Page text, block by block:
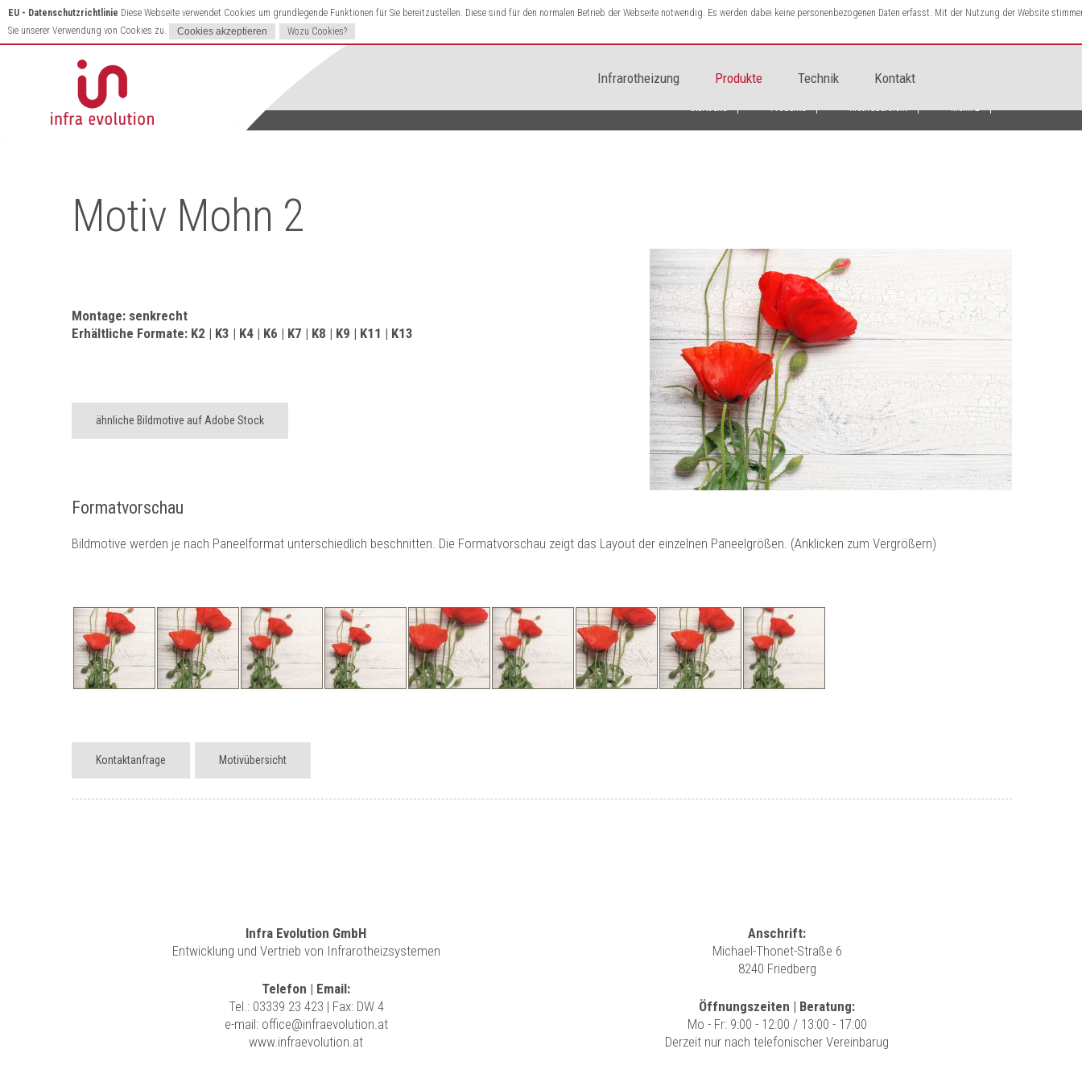
EU - Datenschutzrichtlinie Diese Webseite verwendet Cookies um grundlegende Funktionen für Sie bereitzustellen. Diese sind für den normalen Betrieb der Webseite notwendig. Es werden dabei keine personenbezogenen Daten erfasst. Mit der Nutzung der Website
Sie unserer Verwendung von Cookies zu.
Wozu Cookies?
Infrarotheizung Produkte Technik Kontakt
Startseite Produkte Motivübersicht Mohn 2
Motiv Mohn 2
Montage: senkrecht
Erhältliche Formate: K2 | K3 | K4 | K6 | K7 | K8 | K9 | K11 | K13
ähnliche Bildmotive auf Adobe Stock
Formatvorschau
Bildmotive werden je nach Paneelformat unterschiedlich beschnitten. Die Formatvorschau zeigt das Layout der einzelnen Paneelgrößen. (Anklicken zum Vergrößern)
Kontaktanfrage Motivübersicht
Infra Evolution GmbH
Entwicklung und Vertrieb von Infrarotheizsystemen
Telefon | Email:
Tel.: 03339 23 423 | Fax: DW 4
e-mail: office@infraevolution.at
www.infraevolution.at
Anschrift:
Michael-Thonet-Straße 6
8240 Friedberg
Öffnungszeiten | Beratung:
Mo - Fr: 9:00 - 12:00 / 13:00 - 17:00
Derzeit nur nach telefonischer Vereinbarug